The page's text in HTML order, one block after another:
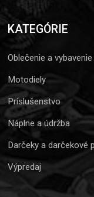
KATEGÓRIE
Oblečenie a vybavenie
Motodiely
Príslušenstvo
Náplne a údržba
Darčeky a darčekové
Výpredaj